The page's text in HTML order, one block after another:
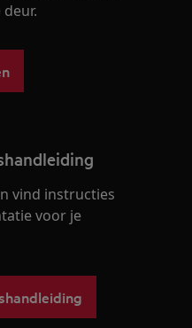
vind instructies
voor je